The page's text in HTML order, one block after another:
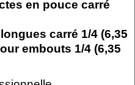
en pouce carré
carré 1/4 (6,35
embouts 1/4 (6,35